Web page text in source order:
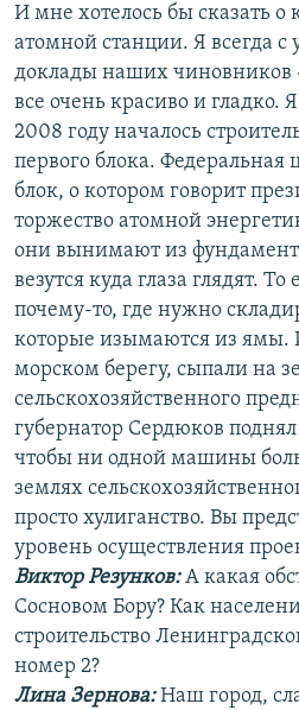
И мне хотелось бы сказать о
атомной станции. Я всегда
доклады наших чиновников
все очень красиво и гладко.
2008 году началось
первого блока. Федеральная
блок, о котором говорит
торжество атомной
они вынимают из
везутся куда глаза глядят.
почему-то, где нужно
которые изымаются из ямы.
морском берегу, сыпали на
сельскохозяйственного
губернатор Сердюков
чтобы ни одной машины
землях
просто хулиганство. Вы
уровень осуществления
Виктор Резунков:А какая
Сосновом Бору? Как
строительство
номер 2?
Лина Зернова:Наш город,